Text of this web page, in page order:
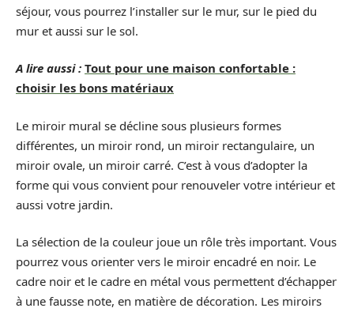
séjour, vous pourrez l’installer sur le mur, sur le pied du
mur et aussi sur le sol.
A lire aussi : Tout pour une maison confortable :
choisir les bons matériaux
Le miroir mural se décline sous plusieurs formes
différentes, un miroir rond, un miroir rectangulaire, un
miroir ovale, un miroir carré. C’est à vous d’adopter la
forme qui vous convient pour renouveler votre intérieur et
aussi votre jardin.
La sélection de la couleur joue un rôle très important. Vous
pourrez vous orienter vers le miroir encadré en noir. Le
cadre noir et le cadre en métal vous permettent d’échapper
à une fausse note, en matière de décoration. Les miroirs